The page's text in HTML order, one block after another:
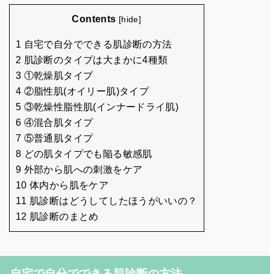
Contents [hide]
1 自宅で自分でできる肌診断の方法
2 肌診断のタイプは大まかに4種類
3 ①乾燥肌タイプ
4 ②脂性肌(オイリー肌)タイプ
5 ③乾燥性脂性肌(インナードライ肌)
6 ④混合肌タイプ
7 ⑤普通肌タイプ
8 どの肌タイプでも陥る敏感肌
9 外部から肌への刺激をケア
10 体内から肌をケア
11 肌診断はどうしてしたほうがいいの？
12 肌診断のまとめ